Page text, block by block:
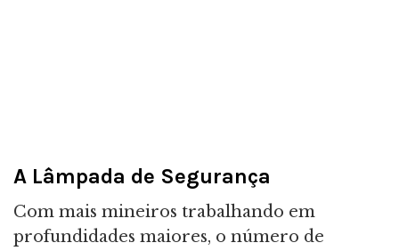
A Lâmpada de Segurança
Com mais mineiros trabalhando em
profundidades maiores, o número de